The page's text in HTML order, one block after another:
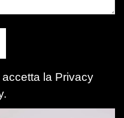
la Privacy
.